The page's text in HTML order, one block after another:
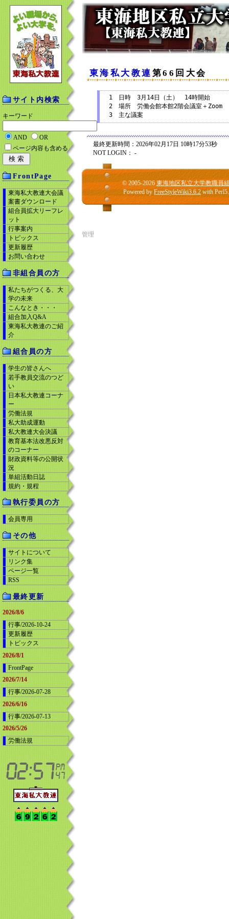
東海私大教連 第66回大会
1　日時　3月14日（土）　14時開始
2　場所　労働会館本館2階会議室＋Zoom
最終更新時間：2026年02月17日 10時17分53秒
NOT LOGIN： -
© 2005-2026東海地区私立大学教職員
Powered by FreeStyleWiki3.6.2 with
管理
サイト内検索
キーワード
AND
OR
ページ内容も含める
FrontPage
東海私大教連大会議
案書ダウンロード
組合員拡大リーフレ
ット
行事案内
トピックス
更新履歴
お問い合わせ
非組合員の方
私たちがつくる、大
学の未来
こんなとき・・・
組合加入Q&A
東海私大教連のご紹
介
組合員の方
学生の皆さんへ
若手教員交流のつど
い
日本私大教連コーナ
ー
労働法規
私大助成運動
私大教連大会決議
教育基本法改悪反対
のコーナー
財政資料等の公開状
況
単組活動日誌
規約・規程
執行委員の方
会員専用
その他
サイトについて
リンク集
ページ一覧
RSS
最終更新
2026/8/6
行事/2026-10-24
更新履歴
トピックス
2026/8/1
FrontPage
2026/7/14
行事/2026-07-28
2026/6/16
行事/2026-07-13
2026/5/26
労働法規